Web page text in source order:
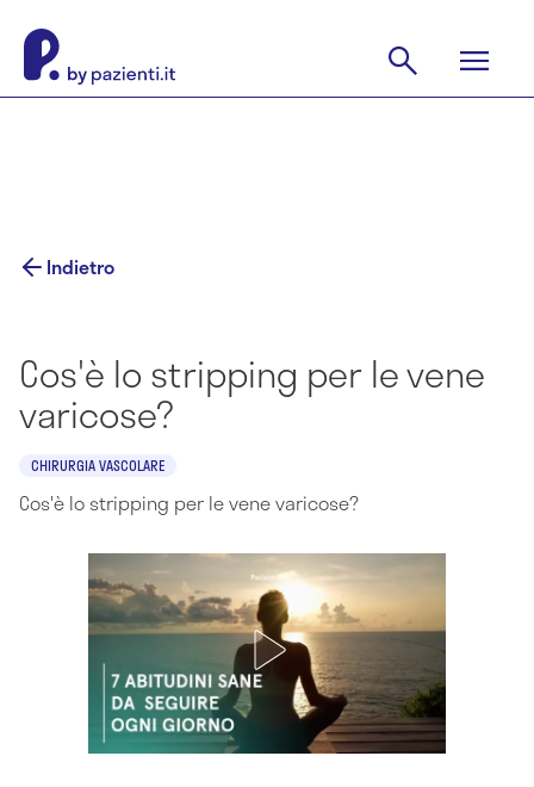
Indietro
Cos'è lo stripping per le vene
varicose?
CHIRURGIA VASCOLARE
Cos'è lo stripping per le vene varicose?